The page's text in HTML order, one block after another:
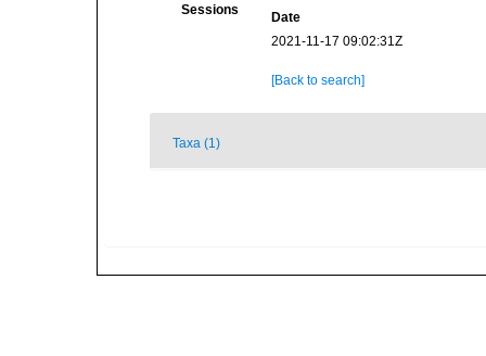
Sessions
Date
2021-11-17 09:02:31Z
[Back to search]
Taxa (1)